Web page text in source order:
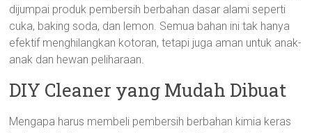
dijumpai produk pembersih berbahan dasar alami seperti
cuka, baking soda, dan lemon. Semua bahan ini tak hanya
efektif menghilangkan kotoran, tetapi juga aman untuk anak-
anak dan hewan peliharaan.
DIY Cleaner yang Mudah Dibuat
Mengapa harus membeli pembersih berbahan kimia keras